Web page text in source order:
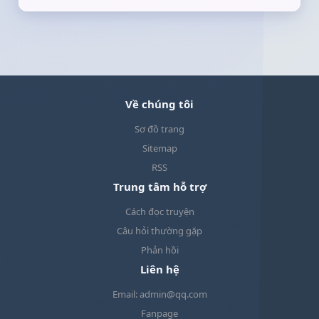
hơn. Một người đàn ông ấm áp xuất hiện anh ấy
lẽo đau đớn của cô, cách anh ấy quan tâm tôi,
cách anh ấy hiểu thấu lòng tôi khiến tôi thực sự
rất cảm động...Tôi tin vào hai từ duyên phận, cho
nên tôi không quan trọng người đến trước hay
đến sau quan trọng là sự gắn kết sự bao
Về chúng tôi
Sơ đồ trang
Sitemap
RSS
Trung tâm hỗ trợ
Cách đọc truyện
Câu hỏi thường gặp
Phản hồi
Liên hệ
Email: admin@qq.com
Fanpage